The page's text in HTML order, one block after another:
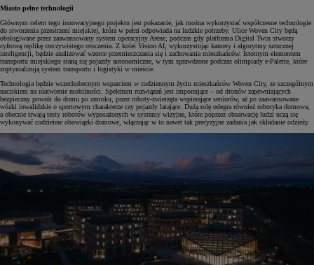
Miasto pełne technologii
Głównym celem tego innowacyjnego projektu jest pokazanie, jak można wykorzystać współczesne technologie
do stworzenia przestrzeni miejskiej, która w pełni odpowiada na ludzkie potrzeby. Ulice Woven City będą
obsługiwane przez zaawansowany system operacyjny Arene, podczas gdy platforma Digital Twin stworzy
cyfrową replikę rzeczywistego otoczenia. Z kolei Vision AI, wykorzystując kamery i algorytmy sztucznej
inteligencji, będzie analizować wzorce przemieszczania się i zachowania mieszkańców. Istotnym elementem
transportu miejskiego staną się pojazdy autonomiczne, w tym sprawdzone podczas olimpiady e-Palette, które
zoptymalizują system transportu i logistyki w mieście.
Technologia będzie wszechobecnym wsparciem w codziennym życiu mieszkańców Woven City, ze szczególnym
naciskiem na ułatwienie mobilności. Spektrum rozwiązań jest imponujące – od dronów zapewniających
bezpieczny powrót do domu po zmroku, przez roboty-zwierzęta wspierające seniorów, aż po zaawansowane
wózki inwalidzkie o sportowym charakterze czy pojazdy latające. Dużą rolę odegra również robotyka domowa,
a obecnie trwają testy robotów wyposażonych w systemy wizyjne, które poprzez obserwację ludzi uczą się
wykonywać codzienne obowiązki domowe, włączając w to nawet tak precyzyjne zadania jak składanie odzieży.